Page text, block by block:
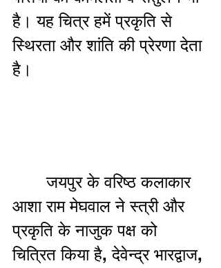
है। यह चित्र हमें प्रकृति से
स्थिरता और शांति की प्रेरणा देता
है।
       जयपुर के वरिष्ठ कलाकार
आशा राम मेघवाल ने स्त्री और
प्रकृति के नाजुक पक्ष को
चित्रित किया है, देवेन्द्र भारद्वाज,